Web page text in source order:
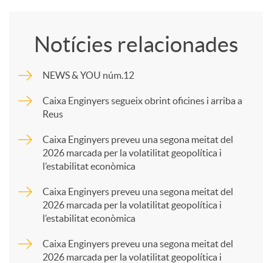
p
a
Notícies relacionades
NEWS & YOU núm.12
Caixa Enginyers segueix obrint oficines i arriba a
Reus
Caixa Enginyers preveu una segona meitat del
2026 marcada per la volatilitat geopolítica i
l’estabilitat econòmica
Caixa Enginyers preveu una segona meitat del
2026 marcada per la volatilitat geopolítica i
l’estabilitat econòmica
Caixa Enginyers preveu una segona meitat del
2026 marcada per la volatilitat geopolítica i